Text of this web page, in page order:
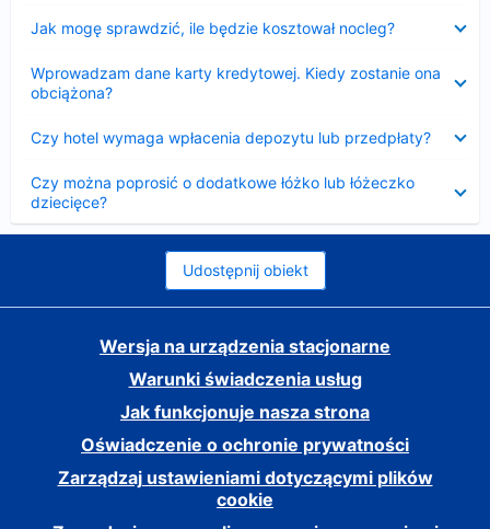
Jak mogę sprawdzić, ile będzie kosztował nocleg?
Wprowadzam dane karty kredytowej. Kiedy zostanie ona
obciążona?
Czy hotel wymaga wpłacenia depozytu lub przedpłaty?
Czy można poprosić o dodatkowe łóżko lub łóżeczko
dziecięce?
Udostępnij obiekt
Wersja na urządzenia stacjonarne
Warunki świadczenia usług
Jak funkcjonuje nasza strona
Oświadczenie o ochronie prywatności
Zarządzaj ustawieniami dotyczącymi plików
cookie